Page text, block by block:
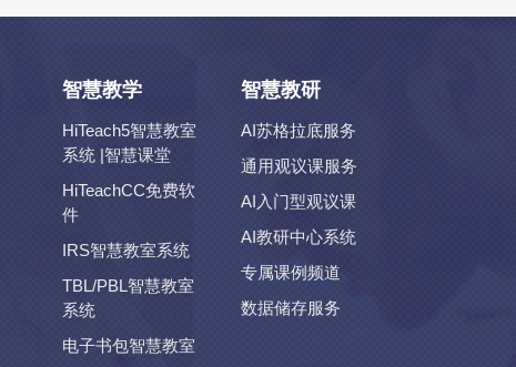
智慧教学
HiTeach5智慧教室
系统 |智慧课堂
HiTeachCC免费软
件
IRS智慧教室系统
TBL/PBL智慧教室
系统
电子书包智慧教室
智慧教研
AI苏格拉底服务
通用观议课服务
AI入门型观议课
AI教研中心系统
专属课例频道
数据储存服务